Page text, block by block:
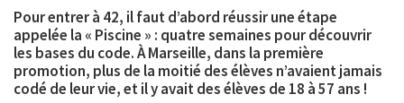
Pour entrer à 42, il faut d’abord réussir une étape
appelée la « Piscine » : quatre semaines pour découvrir
les bases du code. À Marseille, dans la première
promotion, plus de la moitié des élèves n’avaient jamais
codé de leur vie, et il y avait des élèves de 18 à 57 ans !